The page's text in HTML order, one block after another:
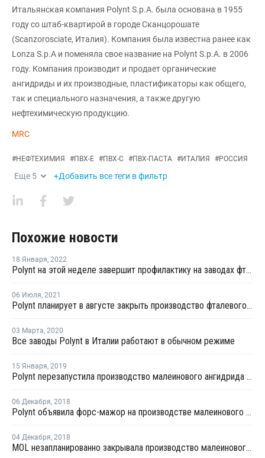
Итальянская компания Polynt S.p.A. была основана в 1955
году со штаб-квартирой в городе Сканцорошате
(Scanzorosciate, Италия). Компания была известна ранее как
Lonza S.p.A и поменяла свое название на Polynt S.p.A. в 2006
году. Компания производит и продает органические
ангидриды и их производные, пластификаторы как общего,
так и специального назначения, а также другую
нефтехимическую продукцию.
MRC
#НЕФТЕХИМИЯ #ПВХ-Е #ПВХ-С #ПВХ-ПАСТА #ИТАЛИЯ #РОССИЯ
Еще 5 +Добавить все теги в фильтр
Похожие новости
18 Января, 2022
Polynt на этой неделе завершит профилактику на заводах фталевого ангидрида в Италии
06 Июля, 2021
Polynt планирует в августе закрыть производство фталевого ангидрида в Италии на ремонт
03 Марта, 2020
Все заводы Polynt в Италии работают в обычном режиме
15 Января, 2019
Polynt перезапустила производство малеинового ангидрида в Италии, оставив форс-мажор в силе
06 Декабря, 2018
Polynt объявила форс-мажор на производстве малеинового ангидрида в Италии
04 Декабря, 2018
MOL незапланированно закрывала производство малеинового ангидрида в Венгрии из-за технологического сбоя